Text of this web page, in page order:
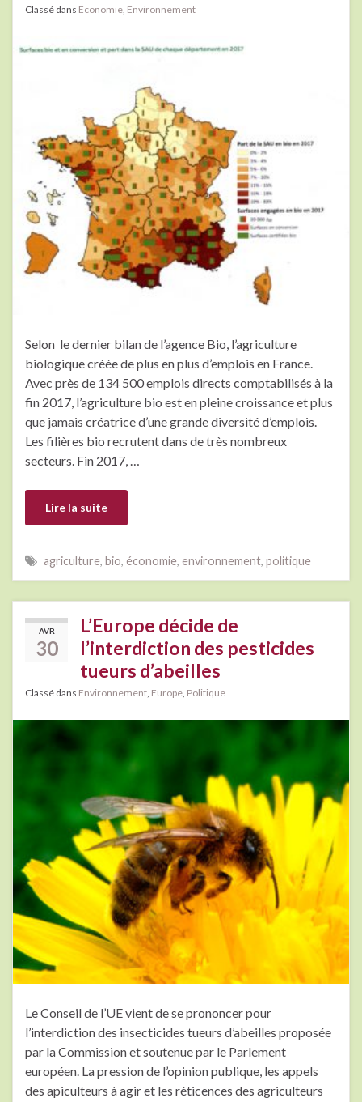
Classé dans Economie, Environnement
Selon le dernier bilan de l’agence Bio, l’agriculture
biologique créée de plus en plus d’emplois en France.
Avec près de 134 500 emplois directs comptabilisés à la
fin 2017, l’agriculture bio est en pleine croissance et plus
que jamais créatrice d’une grande diversité d’emplois.
Les filières bio recrutent dans de très nombreux
secteurs. Fin 2017, …
Lire la suite
agriculture, bio, économie, environnement, politique
AVR
30
L’Europe décide de
l’interdiction des pesticides
tueurs d’abeilles
Classé dans Environnement, Europe, Politique
Le Conseil de l’UE vient de se prononcer pour
l’interdiction des insecticides tueurs d’abeilles proposée
par la Commission et soutenue par le Parlement
européen. La pression de l’opinion publique, les appels
des apiculteurs à agir et les réticences des agriculteurs